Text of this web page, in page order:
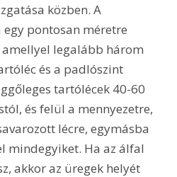
közben. A
pontosan méretre
legalább három
és a padlószint
tartólécek 40-60
és felül a mennyezetre,
lécre, egymásba
mindegyiket. Ha az álfal
akkor az üregek helyét